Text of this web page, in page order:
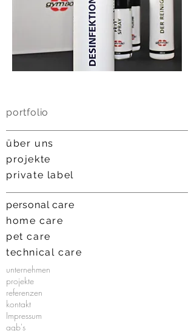
portfolio
über uns
projekte
private label
personal care
home care
pet care
technical care
unternehmen
projekte
referenzen
kontakt
Impressum
agb's